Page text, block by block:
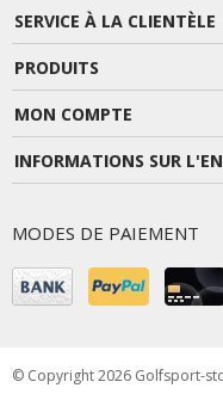
SERVICE À LA CLIENTÈLE
PRODUITS
MON COMPTE
INFORMATIONS SUR
MODES DE PAIEMENT
© Copyright 2026 Golfsport-